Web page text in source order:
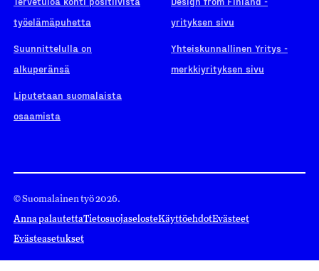
työelämäpuhetta
Suunnittelulla on
alkuperänsä
Liputetaan suomalaista
osaamista
yrityksen sivu
Yhteiskunnallinen Yritys -
merkkiyrityksen sivu
© Suomalainen työ 2026.
Anna palautettaTietosuojaselosteKäyttöehdotEvästeet
Evästeasetukset